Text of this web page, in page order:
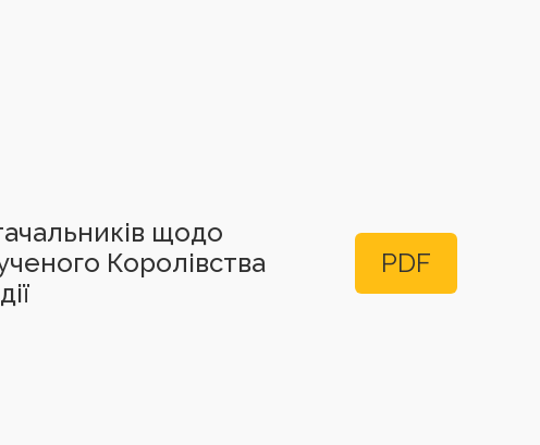
щодо
Королівства
PDF